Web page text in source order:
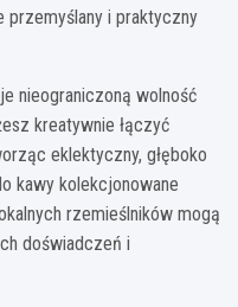
przemyślany i praktyczny
nieograniczoną wolność
kreatywnie łączyć
eklektyczny, głęboko
kawy kolekcjonowane
rzemieślników mogą
doświadczeń i